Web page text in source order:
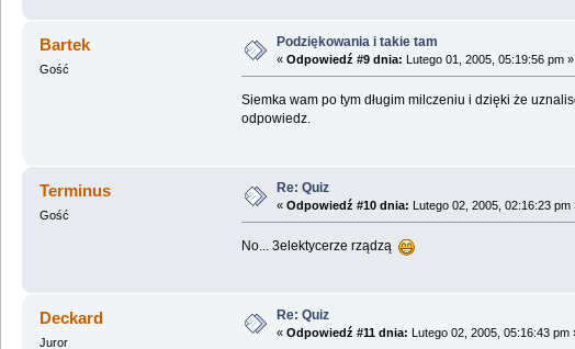
Bartek
Gość
Podziękowania i takie tam
« Odpowiedź #9 dnia: Lutego 01, 2005, 05:19:56 pm »
Siemka wam po tym długim milczeniu i dzięki że
odpowiedz.
Terminus
Gość
Re: Quiz
« Odpowiedź #10 dnia: Lutego 02, 2005, 02:16:23 pm
No... 3elektycerze rządzą
Deckard
Juror
Re: Quiz
« Odpowiedź #11 dnia: Lutego 02, 2005, 05:16:43 pm